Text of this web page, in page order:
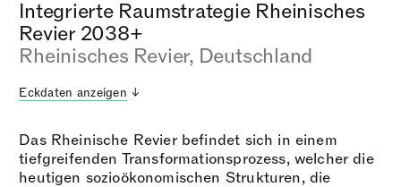
Integrierte Raumstrategie Rheinisches
Revier 2038+
Rheinisches Revier, Deutschland
Eckdaten anzeigen
Das Rheinische Revier befindet sich in einem
tiefgreifenden Transformationsprozess, welcher die
heutigen sozioökonomischen Strukturen, die